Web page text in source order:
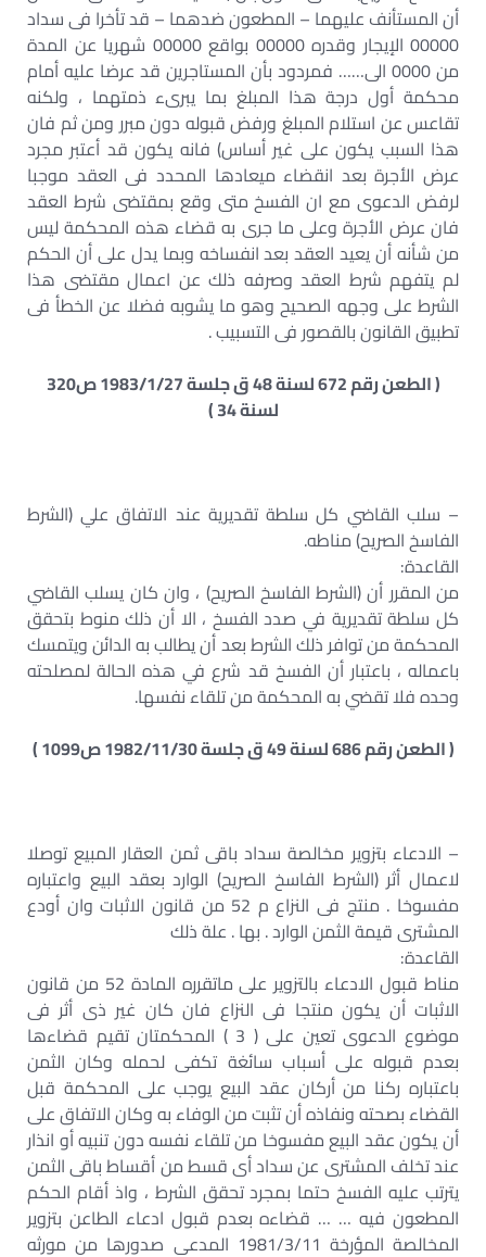
أن المستأنف عليهما – المطعون ضدهما – قد تأخرا فى سداد
00000 الإيجار وقدره 00000 بواقع 00000 شهريا عن المدة
من 0000 الى…… فمردود بأن المستاجرين قد عرضا عليه أمام
محكمة أول درجة هذا المبلغ بما يبرىء ذمتهما ، ولكنه
تقاعس عن استلام المبلغ ورفض قبوله دون مبرر ومن ثم فان
هذا السبب يكون على غير أساس) فانه يكون قد أعتبر مجرد
عرض الأجرة بعد انقضاء ميعادها المحدد فى العقد موجبا
لرفض الدعوى مع ان الفسخ متى وقع بمقتضى شرط العقد
فان عرض الأجرة وعلى ما جرى به قضاء هذه المحكمة ليس
من شأنه أن يعيد العقد بعد انفساخه وبما يدل على أن الحكم
لم يتفهم شرط العقد وصرفه ذلك عن اعمال مقتضى هذا
الشرط على وجهه الصحيح وهو ما يشوبه فضلا عن الخطأ فى
تطبيق القانون بالقصور فى التسبيب .
( الطعن رقم 672 لسنة 48 ق جلسة 1983/1/27 ص320
لسنة 34 )
– سلب القاضي كل سلطة تقديرية عند الاتفاق علي (الشرط
الفاسخ الصريح) مناطه.
القاعدة:
من المقرر أن (الشرط الفاسخ الصريح) ، وان كان يسلب القاضي
كل سلطة تقديرية في صدد الفسخ ، الا أن ذلك منوط بتحقق
المحكمة من توافر ذلك الشرط بعد أن يطالب به الدائن ويتمسك
باعماله ، باعتبار أن الفسخ قد شرع في هذه الحالة لمصلحته
وحده فلا تقضي به المحكمة من تلقاء نفسها.
( الطعن رقم 686 لسنة 49 ق جلسة 1982/11/30 ص1099 )
– الادعاء بتزوير مخالصة سداد باقى ثمن العقار المبيع توصلا
لاعمال أثر (الشرط الفاسخ الصريح) الوارد بعقد البيع واعتباره
مفسوخا . منتج فى النزاع م 52 من قانون الاثبات وان أودع
المشترى قيمة الثمن الوارد . بها . علة ذلك
القاعدة:
مناط قبول الادعاء بالتزوير على ماتقرره المادة 52 من قانون
الاثبات أن يكون منتجا فى النزاع فان كان غير ذى أثر فى
موضوع الدعوى تعين على ( 3 ) المحكمتان تقيم قضاءها
بعدم قبوله على أسباب سائغة تكفى لحمله وكان الثمن
باعتباره ركنا من أركان عقد البيع يوجب على المحكمة قبل
القضاء بصحته ونفاذه أن تثبت من الوفاء به وكان الاتفاق على
أن يكون عقد البيع مفسوخا من تلقاء نفسه دون تنبيه أو انذار
عند تخلف المشترى عن سداد أى قسط من أقساط باقى الثمن
يترتب عليه الفسخ حتما بمجرد تحقق الشرط ، واذ أقام الحكم
المطعون فيه … … قضاءه بعدم قبول ادعاء الطاعن بتزوير
المخالصة المؤرخة 1981/3/11 المدعى صدورها من مورثه